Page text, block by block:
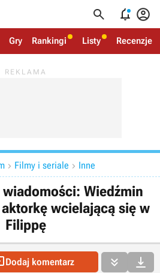
  
Gry Rankingi Listy Recenzje
 Filmy i seriale  Inne
Wiedźmin
wcielającą się w
Filippę
Dodaj komentarz  